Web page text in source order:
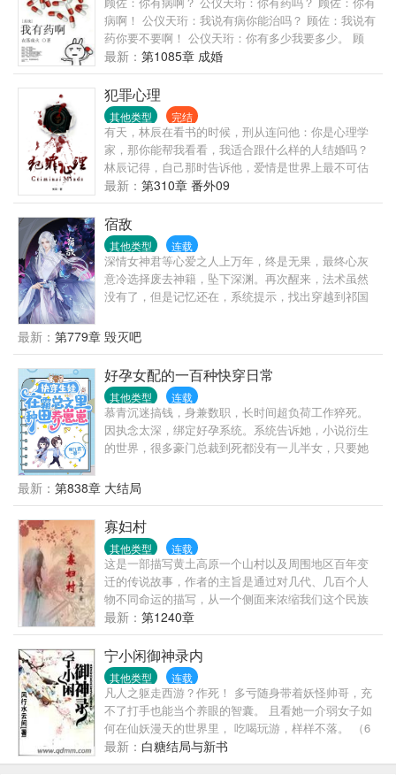
病啊！ 公仪天珩：我说有病你能治吗？ 顾佐：我说有
药你要不要啊！ 公仪天珩：你有多少我要多少。 顾
佐：你要多少我有多少。 公仪天珩：那就都拿来吧。
顾佐：…… 简单地说，胆小怕死的受穿越后一直想尽
办法要活下去，他有个金手指叫做炼药系统，可惜没
有药材，升级不能；大陆上超级世家的长子嫡孙智商
超群却修炼天赋太差，可惜炼药师太难培养，不能只
为他一人服务，但可以调动的药材大把。两个人一个
有病，一个有药，于是，有病的包养了有药的，大家
都好。 【注意事项】： ①大长篇，升级流； ②世界
观设定是弱肉强食； ③大家和平讨论别掐架啊，咱们
都是讲道理的人么么哒！
最新： 第1085章 成婚
犯罪心理
其他类型 完结
有天，林辰在看书的时候，刑从连问他：你是心理学
家，那你能帮我看看，我适合跟什么样的人结婚吗？
林辰记得，自己那时告诉他，爱情是世界上最不可估
量的东西，就算是心理学家也无法预测，因为人与人
的相爱过程中充满了无数变量。刑从连又问，什么是
变量？林辰那时想，变量就是，我以为你只是个普通
的警察，最喜欢在大排档开一瓶啤酒吃小龙虾，却不
知道，你原来是……；又或者说，变量是，我不知道
我会爱上你，也不知道，你何时会爱上我。
最新： 第310章 番外09
宿敌
其他类型 连载
深情女神君等心爱之人上万年，终是无果，最终心灰
意冷选择废去神籍，坠下深渊。再次醒来，法术虽然
没有了，但是记忆还在，系统提示，找出穿越到祁国
凡间与她相守一生，圆了她苦苦等待这上万年的心
愿。她虽半信半疑，却不肯放过一丝能寻到他的机
会，于是她便开始筹谋，使自己的人力变得强大，以
便寻到那所谓的现代人。可当自己心爱之人出现在眼
前时，她只觉得上天跟自己开了个天大的玩笑，自己
心心念念之人的身份，居然天界的死对头魔界尊主，
这下自己该如何面对他。
最新： 第779章 毁灭吧
好孕女配的一百种快穿日常
其他类型 连载
慕青沉迷搞钱，身兼数职，长时间超负荷工作猝死。
因执念太深，绑定好孕系统。系统告诉她，小说衍生
的世界，很多豪门总裁到死都没有一儿半女，只要她
积攒到一定数值，就能移民到高纬度星球养老。养老
生活包括永恒的青春、用不尽的财富及无穷尽生命。
慕青星星眼：她答应了！冤种一：身为千亿总裁，顾
予安却患有恐女症。本以为这偌大家产，只能便宜一
表三千里的表亲。直到遇见慕青，他非但没有发病，
反而想整天黏着她。冤种二：游戏里，陆时奕是榜一
大神，拥有无数迷妹迷弟。游戏外，陆时奕是商界新
秀。可惜，他对女人有接触性过敏症，只能把亿万资
产交给堂外甥。慕青的出现，让他发现，原来这世界
她！冤种三：傅景年车祸，成了植物人。本以为，下
半生只能昏迷不醒。有天，家里来了个小护工，精心
照顾他，给他读报纸、讲各种冷笑话，甚至吐槽一些
琐事……他开始期待新的一天，这样就可以听到她叽
叽喳喳的声音。但，好景不长，私生子弟弟竟想辞退
她，傅景年暴怒，然后，他睁开了眼睛。……慕青就
纳闷了，怎么每次冤种霸总，都长得一个样？
最新： 第838章 大结局
寡妇村
其他类型 连载
这是一部描写黄土高原一个山村以及周围地区百年变
迁的传说故事，作者的主旨是通过对几代、几百个人
物不同命运的描写，从一个侧面来浓缩我们这个民族
上百年来的历史。抱着负责任的态度，努力使自己笔
下的人物真实，可信，给读者以思考、启迪。来日无
多，总想给这个世界上留点什么。
最新： 第1240章
宁小闲御神录内
其他类型 连载
凡人之躯走西游？作死！ 多亏随身带着妖怪帅哥，充
不了打手也能当个养眼的智囊。 且看她一介弱女子如
何在仙妖漫天的世界里， 吃喝玩游，样样不落。 （6
月每日三更求粉红票。保证完本，不胜感激）
最新： 白糖结局与新书